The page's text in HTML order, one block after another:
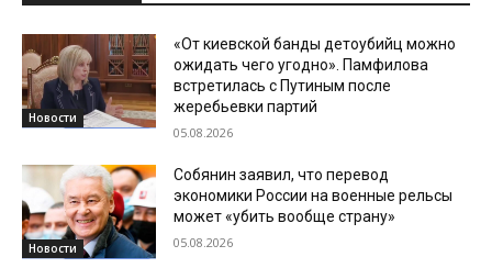
Новости
«От киевской банды детоубийц можно
ожидать чего угодно». Памфилова
встретилась с Путиным после
жеребьевки партий
05.08.2026
Новости
Собянин заявил, что перевод
экономики России на военные рельсы
может «убить вообще страну»
05.08.2026